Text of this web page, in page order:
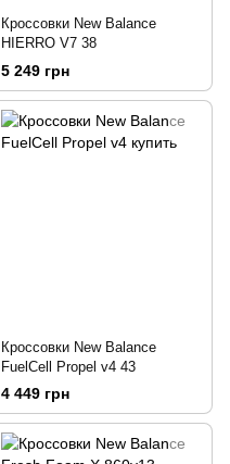
Кроссовки New Balance
HIERRО V7 38
5 249 грн
Кроссовки New Balance
FuelCell Propel v4 43
4 449 грн